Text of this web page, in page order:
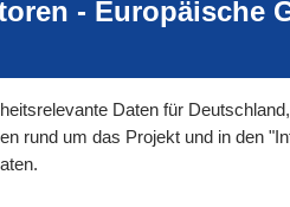
- Europäische
Daten für
rund um das Projekt und in den